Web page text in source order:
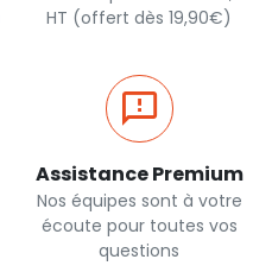
HT (offert dès 19,90€)
Assistance Premium
Nos équipes sont à votre
écoute pour toutes vos
questions